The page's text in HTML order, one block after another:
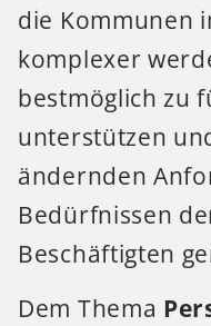
die Kommunen
komplexer
bestmöglich zu
unterstützen
ändernden
Bedürfnissen
Beschäftigten
Dem Thema